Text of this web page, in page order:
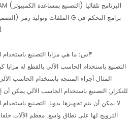
أدوات آلة التصنيع باستخدام الحاسب.
س: ما هي مزايا التصنيع باستخدام الحاسب الآلي مقارنة مع دليل الآلات?
المثال أجزاء المنتجة باستخدام الحاسب
للتكرار; التصنيع باستخدام الحاسب الآلي يمكن أن
لا يمكن أن يتم تجهيزها يدويا. التصنيع
الترويج لها على نطاق واسع. معظم الآلات